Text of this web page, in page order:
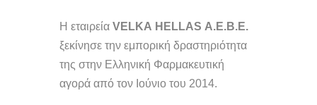
Η εταιρεία VELKA HELLAS Α.Ε.Β.Ε.
ξεκίνησε την εμπορική δραστηριότητα
της στην Ελληνική Φαρμακευτική
αγορά από τον Ιούνιο του 2014.